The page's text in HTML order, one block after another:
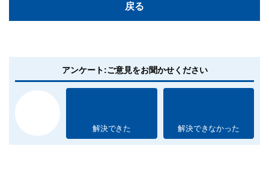
戻る
アンケート:ご意見をお聞かせください
解決できた 解決できなかった